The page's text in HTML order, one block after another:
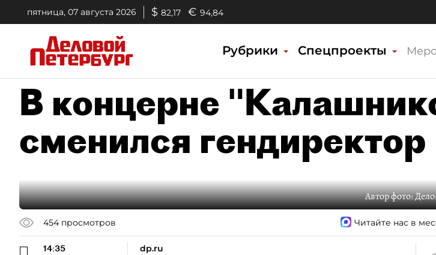
пятница, 07 августа 2026 $ 82,17 € 94,84
Рубрики Спецпроекты
В концерне
сменился гендиректор
Автор фото:
454 просмотров Читайте нас в
14:35
dp.ru